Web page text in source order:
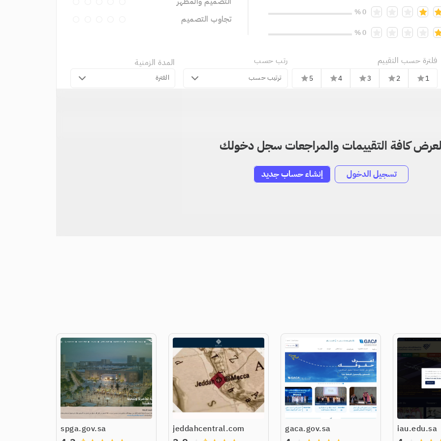
0 %
0 %
تجاوب التصميم
فلترة حسب التقييم
1
star
2
star
3
star
4
star
5
star
رتب حسب
ترتيب حسب
المدة الزمنية
الفترة
لعرض كافة التقييمات والمراجعات سجل دخولك
تسجيل الدخول إنشاء حساب جديد
iau.edu.sa
gaca.gov.sa
jeddahcentral.com
spga.gov.sa